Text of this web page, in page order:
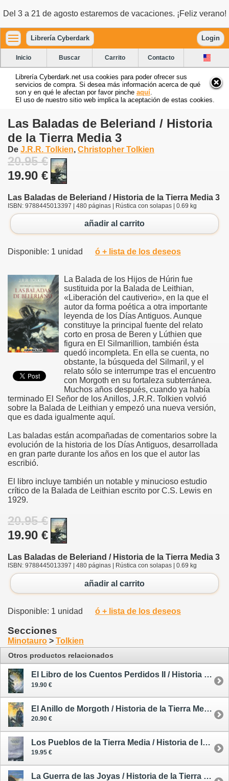
Del 3 a 21 de agosto estaremos de vacaciones. ¡Feliz verano!
Librería Cyberdark Login
Inicio Buscar Carrito Contacto
Librería Cyberdark.net usa cookies para poder ofrecer sus
servicios de compra. Si desea más información acerca de qué
son y en qué le afectan por favor pinche aquí
El uso de nuestro sitio web implica la aceptación de estas cookies.
Las Baladas de Beleriand / Historia
de la Tierra Media 3
De J.R.R. Tolkien, Christopher Tolkien
20.95 €
19.90 €
Las Baladas de Beleriand / Historia de la Tierra Media 3
ISBN: 9788445013397 | 480 páginas | Rústica con solapas | 0.69 kg
añadir al carrito
Disponible: 1 unidad ó + lista de los deseos
La Balada de los Hijos de Húrin fue
sustituida por la Balada de Leithian,
«Liberación del cautiverio», en la que el
autor da forma poética a otra importante
leyenda de los Días Antiguos. Aunque
constituye la principal fuente del relato
corto en prosa de Beren y Lúthien que
figura en El Silmarillion, también ésta
quedó incompleta. En ella se cuenta, no
obstante, la búsqueda del Silmaril, y el
relato sólo se interrumpe tras el encuentro
con Morgoth en su fortaleza subterránea.
Muchos años después, cuando ya había
terminado El Señor de los Anillos, J.R.R. Tolkien volvió
sobre la Balada de Leithian y empezó una nueva versión,
que es dada igualmente aquí.
Las baladas están acompañadas de comentarios sobre la
evolución de la historia de los Días Antiguos, desarrollada
en gran parte durante los años en los que el autor las
escribió.
El libro incluye también un notable y minucioso estudio
crítico de la Balada de Leithian escrito por C.S. Lewis en
1929.
20.95 €
19.90 €
Las Baladas de Beleriand / Historia de la Tierra Media 3
ISBN: 9788445013397 | 480 páginas | Rústica con solapas | 0.69 kg
añadir al carrito
Disponible: 1 unidad ó + lista de los deseos
Secciones
Minotauro > Tolkien
Otros productos relacionados
El Libro de los Cuentos Perdidos II / Historia de la Tierra Media 2
19.90 €
El Anillo de Morgoth / Historia de la Tierra Media 7
20.90 €
Los Pueblos de la Tierra Media / Historia de la Tierra Media 9
19.95 €
La Guerra de las Joyas / Historia de la Tierra Media 8